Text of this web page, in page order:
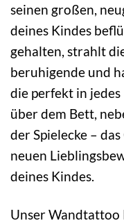
seinen großen,
deines Kindes
gehalten, strahlt
beruhigende und
die perfekt in
über dem Bett,
der Spielecke –
neuen
deines Kindes.
Unser